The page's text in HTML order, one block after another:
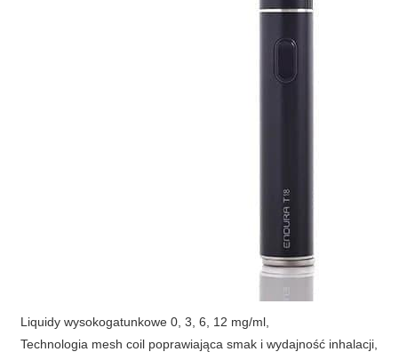
Liquidy wysokogatunkowe 0, 3, 6, 12 mg/ml,
Technologia mesh coil poprawiająca smak i wydajność inhalacji,